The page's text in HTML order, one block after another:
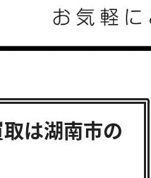
は湖南市の